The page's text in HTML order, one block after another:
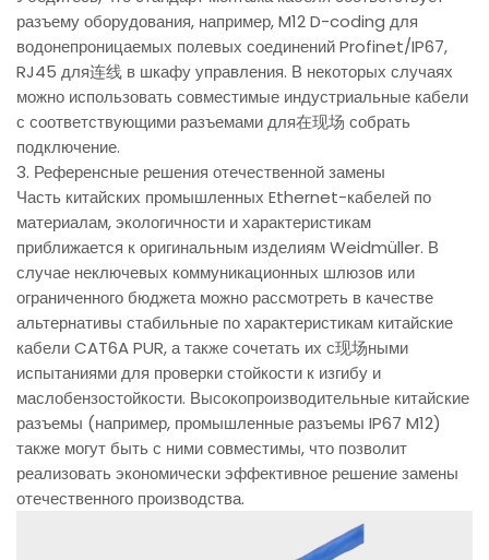
разъему оборудования, например, M12 D-coding для
водонепроницаемых полевых соединений Profinet/IP67,
RJ45 для连线 в шкафу управления. В некоторых случаях
можно использовать совместимые индустриальные кабели
с соответствующими разъемами для在现场 собрать
подключение.
3. Референсные решения отечественной замены
Часть китайских промышленных Ethernet-кабелей по
материалам, экологичности и характеристикам
приближается к оригинальным изделиям Weidmüller. В
случае неключевых коммуникационных шлюзов или
ограниченного бюджета можно рассмотреть в качестве
альтернативы стабильные по характеристикам китайские
кабели CAT6A PUR, а также сочетать их с现场ными
испытаниями для проверки стойкости к изгибу и
маслобензостойкости. Высокопроизводительные китайские
разъемы (например, промышленные разъемы IP67 M12)
также могут быть с ними совместимы, что позволит
реализовать экономически эффективное решение замены
отечественного производства.